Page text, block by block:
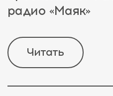
радио «Маяк»
Читать